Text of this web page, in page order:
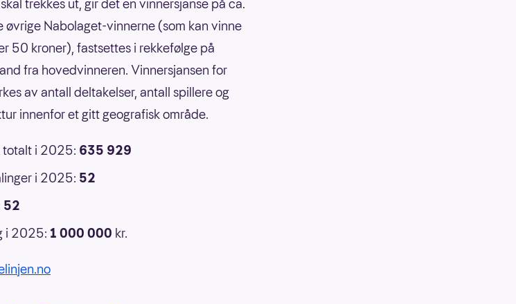
trekkes ut, gir det en vinnersjanse på ca.
Nabolaget-vinnerne (som kan vinne
50 kroner), fastsettes i rekkefølge på
fra hovedvinneren. Vinnersjansen for
av antall deltakelser, antall spillere og
innenfor et gitt geografisk område.
totalt i 2025: 635 929
i 2025: 52
52
i 2025: 1 000 000 kr.